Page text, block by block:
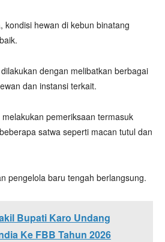
kondisi hewan di kebun binatang
dengan melibatkan berbagai
dan instansi terkait.
pemeriksaan termasuk
satwa seperti macan tutul dan
pengelola baru tengah berlangsung.
Bupati Karo Undang
Ke FBB Tahun 2026